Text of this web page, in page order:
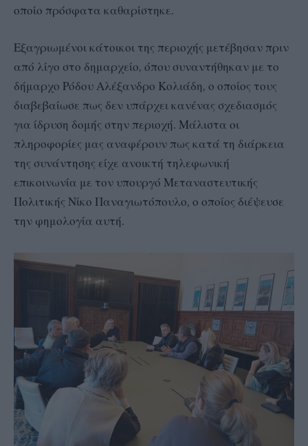
οποίο πρόσφατα καθαρίστηκε.
Εξαγριωμένοι κάτοικοι της περιοχής μετέβησαν πριν
από λίγο στο δημαρχείο, όπου συναντήθηκαν με το
δήμαρχο Ρόδου Αλέξανδρο Κολιάδη, ο οποίος τους
διαβεβαίωσε πως δεν υπάρχει κανένας σχεδιασμός
για ίδρυση δομής στην περιοχή. Μάλιστα οι
πληροφορίες μας αναφέρουν πως κατά τη διάρκεια
της συνάντησης είχε ανοικτή τηλεφωνική
επικοινωνία με τον υπουργό Μεταναστευτικής
Πολιτικής Νίκο Παναγιωτόπουλο, ο οποίος διέψευσε
την φημολογία αυτή.